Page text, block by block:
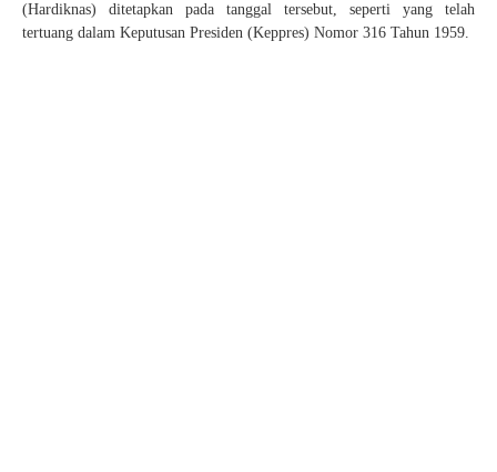
(Hardiknas) ditetapkan pada tanggal tersebut, seperti yang telah
tertuang dalam Keputusan Presiden (Keppres) Nomor 316 Tahun 1959.